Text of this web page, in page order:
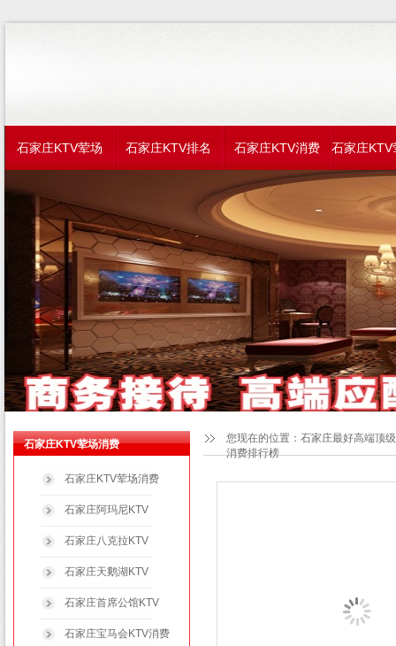
石家庄KTV荤场 石家庄KTV排名 石家庄KTV消费 石家庄KTV
石家庄KTV荤场消费
石家庄KTV荤场消费
石家庄阿玛尼KTV
石家庄八克拉KTV
石家庄天鹅湖KTV
石家庄首席公馆KTV
石家庄宝马会KTV消费
您现在的位置： 石家庄最好高端顶
消费排行榜